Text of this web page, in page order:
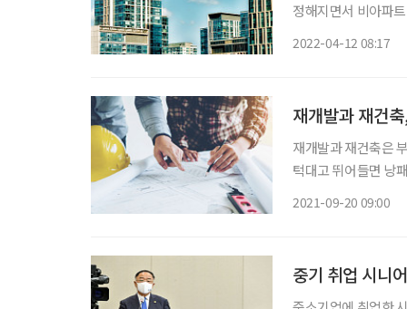
정해지면서 비아파
2022-04-12 08:17
재개발과 재건
재개발과 재건축은
턱대고 뛰어들면 낭
2021-09-20 09:00
중기 취업 시니